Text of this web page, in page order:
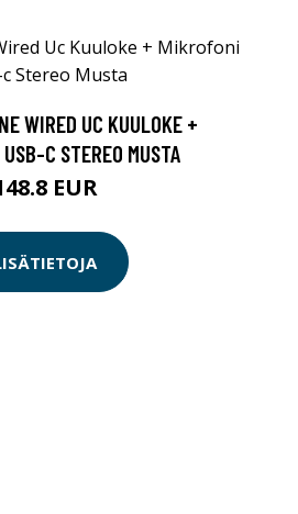
WIRED UC KUULOKE +
C STEREO MUSTA
EUR